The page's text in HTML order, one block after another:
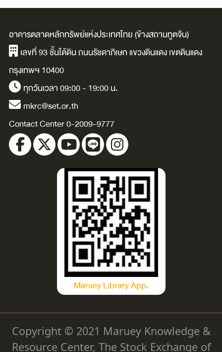
สำหรับผู้รับเหมา
และเจ้าของ
โครงการ คนอสัง
หาฯ มือใหม่ / เทวิ
นทร์ บุพฤทธิ์.
illustrated by
Alex Cho.
อาคารตลาดหลักทรัพย์แห่งประเทศไทย (ข้างสถานทูตจีน)
เลขที่ 93 ชั้นใต้ดิน ถนนรัชดาภิเษก แขวงดินแดง เขตดินแดง
กรุงเทพฯ 10400
ทุกวันเวลา 09:00 - 19:00 น.
mkrc@set.or.th
Contact Center 0-2009-9777
Maruey Library App.
Copyright © 2021 Maruey Knowledge &
Resource Center, The Stock Exchange of